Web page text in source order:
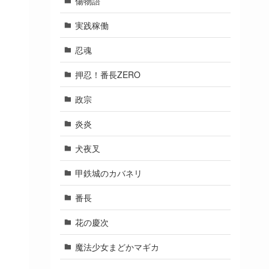
実践稼働
忍魂
押忍！番長ZERO
政宗
炎炎
犬夜叉
甲鉄城のカバネリ
番長
花の慶次
魔法少女まどかマギカ